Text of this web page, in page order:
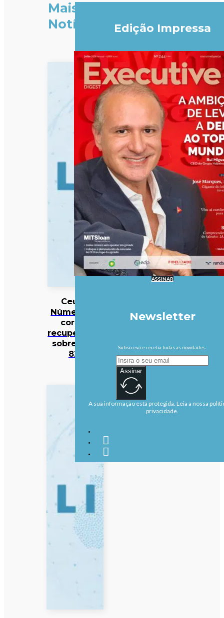
Mais
Notícias
Ceuta:
Número de
corpos
recuperados
sobre para
82
Edição Impressa
ASSINAR
Newsletter
Subscreva e receba todas as novidades.
Assinar
A sua informação está protegida. Leia a nossa
privacidade.